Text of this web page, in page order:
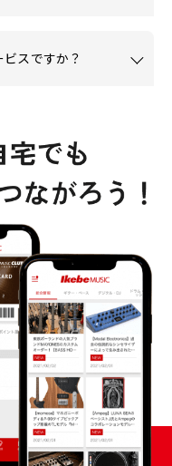
スですか？